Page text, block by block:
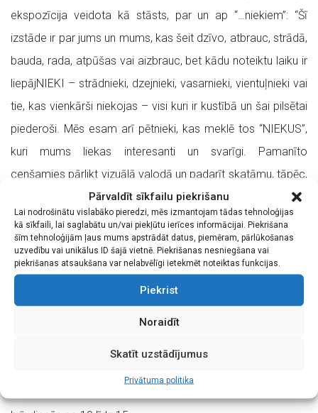
Pārvaldīt sīkfailu piekrišanu
Lai nodrošinātu vislabāko pieredzi, mēs izmantojam tādas tehnoloģijas
kā sīkfaili, lai saglabātu un/vai piekļūtu ierīces informācijai. Piekrišana
šīm tehnoloģijām ļaus mums apstrādāt datus, piemēram, pārlūkošanas
uzvedību vai unikālus ID šajā vietnē. Piekrišanas nesniegšana vai
piekrišanas atsaukšana var nelabvēlīgi ietekmēt noteiktas funkcijas.
Piekrist
Noraidīt
Skatīt uzstādījumus
Privātuma politika
ekspozīcija veidota kā stāsts, par un ap “…niekiem”: “Šī
izstāde ir par jums un mums, kas šeit dzīvo, atbrauc, strādā,
bauda, rada, atpūšas vai aizbrauc, bet kādu noteiktu laiku ir
liepājNIEKI – strādnieki, dzejnieki, vasarnieki, vientuļnieki vai
tie, kas vienkārši niekojas – visi kuri ir kustībā un šai pilsētai
piederoši. Mēs esam arī pētnieki, kas meklē tos “NIEKUS”,
kuri mums liekas interesanti un svarīgi. Pamanīto
cenšamies pārlikt vizuālā valodā un padarīt skatāmu, tāpēc,
iespējams, esam fotomāksliNIEKI.”
Izstādē piedalās fotomāksliNIEKI: Adrians Pese, Agris
Klestrovs, Eric Zirk, Gunārs Kopštāls, Ilga Lasmane, Ilona
Gabaliņa-Kila, Irina Tīre, Iveta Herbsta, Jelizaveta Borodina,
Kaspars Strēlis, Ludmila Šmite, Madara Kronberga, Miks
Kļaviņš, Normunds Kaprano, Raitis Karlsons, Rolands